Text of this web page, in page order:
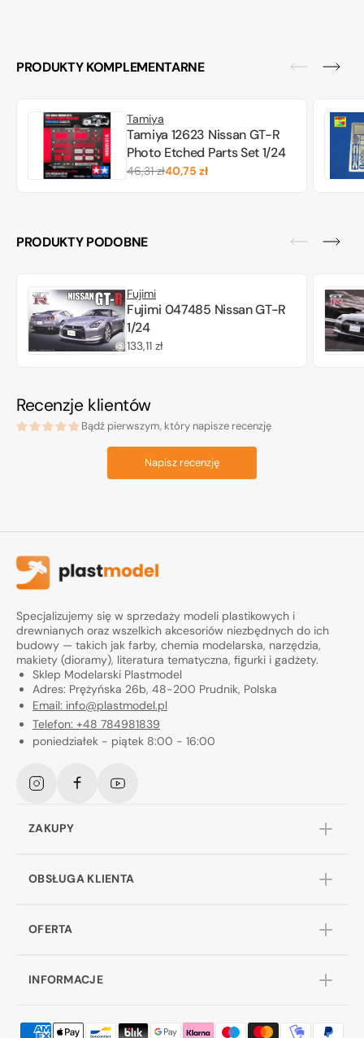
PRODUKTY KOMPLEMENTARNE
Tamiya
Tamiya 12623 Nissan GT-R
Photo Etched Parts Set 1/24
40,75 zł
Cena
46,31 zł
PRODUKTY PODOBNE
Fujimi
Fujimi 047485 Nissan GT-R
1/24
Cena
133,11 zł
Recenzje klientów
Bądź pierwszym, który napisze recenzję
Napisz recenzję
Specjalizujemy się w sprzedaży modeli plastikowych i
drewnianych oraz wszelkich akcesoriów niezbędnych do ich
budowy — takich jak farby, chemia modelarska, narzędzia,
makiety (dioramy), literatura tematyczna, figurki i gadżety.
Sklep Modelarski Plastmodel
Adres: Prężyńska 26b, 48-200 Prudnik, Polska
Email: info@plastmodel.pl
Telefon: +48 784981839
poniedziałek - piątek 8:00 - 16:00
InstagramFacebookYouTube
ZAKUPY
OBSŁUGA KLIENTA
OFERTA
INFORMACJE